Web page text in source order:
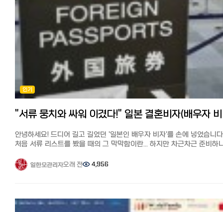
이번 기사를 참고해서 원하는 제품을 더 저렴하게 구입해 보세요^^ ・
올리브영(라쿠텐): 한국 최대 규모의 드러그스토어. 다양한 제품 구비 ・
무신사: 한국 최대 규모의 패션 온라인 쇼핑몰. 패션과 화장품을 한 번에
구매가능 ・큐텐: 품목이 풍부하고 프로모션이 많음 ・사조: 일본 온라인
쇼핑몰보다 저렴한 걸로 유명한 한국 구매 대행 사이트 ・아마존: 아마존
프라임 이용자는 익일~2일 내에 도착하며 배송비도 저렴 ・라쿠텐 시장:
라쿠텐 이용자라면 익일~3일 내에 도착하며 배송비도 저렴 ・디홀릭:
발송이라 배송비가 저렴하고 배송이 빠름 ・스타일코리안: 브랜드 공식
제휴가 많아 안전하고, 대량 구매가 이득
【추천기사】 일본에서 한국옷 싸게 사기, 여성 의류/패션 쇼핑몰 추천 11
https://korean.co.jp/life2/173 일본에서 맛있는 김치 사는 법과 현지
한국인 추천 김치 (슈퍼, 인터넷) https://korean.co.jp/life2/34 [일
인터넷 개통과 설치] 거주 한국인 추천 6사의 속도와 요금, 직접 써 본 후
이자, 대출 한도, 추천 은행, 화재보험까지
https://korean.co.jp/life_realestate/7 [일본 거주자들의 재테크]
니사, 주식, 포인트 등 목돈 만드는 법과 선배들의 꿀팁
https://korean.co.jp/life4/1 일본 핸드폰, 통신사 추천은? 알뜰폰
https://korean.co.jp/life2/11 재일한국인이 추천하는 일본 신용카드
쇼핑몰을 이용하면 포인트가 기하급수적으로 쌓입니다. Ponta(폰타)
포인트: 로손(Lawson) 편의점을 자주 간다면 필수입니다. ???? 거주자
실전 팁: 계산대에서 "포인트 카드 있으신가요?(Pointo ka-do wa
desuka?)"라고 물을 때 당황하지 마세요. 앱 바코드만 보여주면 됩니다.
'웰카츠'를 아시나요? 포인트 가치를 1.5배로 만드는 법 이건 정말 실제
거주자들만 아는 짠테크 정보인데요. 매월 20일, 드럭스토어 **'웰시아
(Welcia)'**에서는 V-포인트를 사용할 때 그 가치를 1.5배로 인정해 줍
예: 2,000포인트 보유 시 -> 3,000엔어치 쇼핑 가능! 이날을 위해 한 달
동안 포인트를 모았다가 생필품을 쟁여두는 것이 일본 자취생들의 생존
전략입니다. 4. 아직도 동전 지갑이 필요한 순간 (거주자 피셜) 물론 여전히
현금이 필요한 순간은 있습니다. 동네 맛집(라멘집 등): 여전히 식권
발매기를 사용하는 곳은 현금만 받는 경우가 많습니다. 병원 및 조제 약국:
의외로 대형 병원을 제외하고는 현금 결제만 고수하는 곳이 많으니
[결론] 일본 생활, 스마트하게 시작하기 일본은 더 이상 현금만 쓰는 나라가
아닙니다. 오히려 한국보다 포인트 적립과 활용처가 훨씬 세분화되어 있
조금만 공부하면 한 달 식비 정도는 포인트로 해결할 수 있는 나라죠.
체크리스트: PayPay 앱 설치 및 은행 계좌 연동하기 가장 가까운 편의점에
정기권 활용법'에 대해 다뤄볼게요.
인기
"서류
안녕하세요! 드디어 길고 길었던 '일본인 배우자 비자'를 손에 넣었습니
처음 서류 리스트를 봤을 때의 그 막막함이란... 하지만 차근차근 준비하
공유합니다!
1. 첫 번째 관문: "우린 법적으로 완벽한 부부인가?" 가장 먼저 할 일은
내 경험: 저희는 일본에서 먼저 신고하고 한국에 사후 신고를 했어요. 일
구약소에서 발행한 '혼인수리증명서'를 들고 영사관에 가니 금방
일한모관리자오래 전 4,956